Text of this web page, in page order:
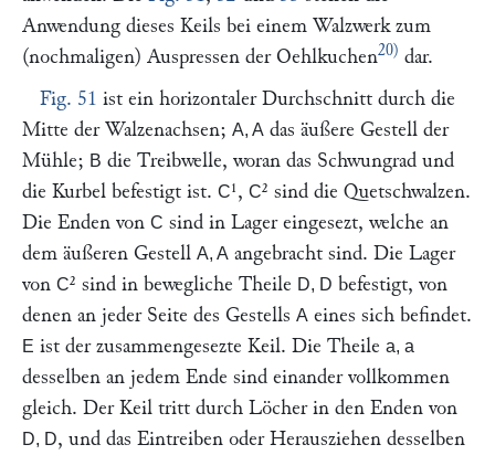
Anwendung dieses Keils bei einem Walzwerk zum
(nochmaligen) Auspressen der Oehlkuchen20) dar.
Fig. 51 ist ein horizontaler Durchschnitt durch die
Mitte der Walzenachsen; A, A das äußere Gestell der
Mühle; B die Treibwelle, woran das Schwungrad und
die Kurbel befestigt ist. C¹, C² sind die Quetschwalzen.
Die Enden von C sind in Lager eingesezt, welche an
dem äußeren Gestell A, A angebracht sind. Die Lager
von C² sind in bewegliche Theile D, D befestigt, von
denen an jeder Seite des Gestells A eines sich befindet.
E ist der zusammengesezte Keil. Die Theile a, a
desselben an jedem Ende sind einander vollkommen
gleich. Der Keil tritt durch Löcher in den Enden von
D, D, und das Eintreiben oder Herausziehen desselben